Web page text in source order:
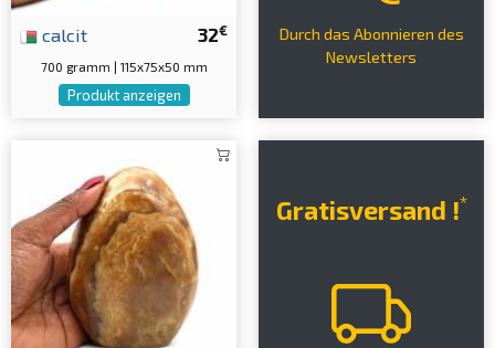
32€
calcit
700 gramm | 115x75x50 mm
Produkt anzeigen
Durch das Abonnieren des
Newsletters
Gratisversand !*